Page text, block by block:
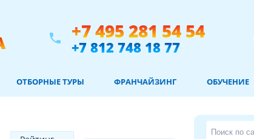
phone +7 495 281 54 54
+7 812 748 18 77
ОТБОРНЫЕ ТУРЫ ФРАНЧАЙЗИНГ ОБУЧЕНИЕ